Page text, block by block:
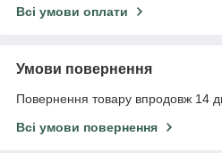
Всі умови оплати
Умови повернення
Повернення товару впродовж 14
Всі умови повернення